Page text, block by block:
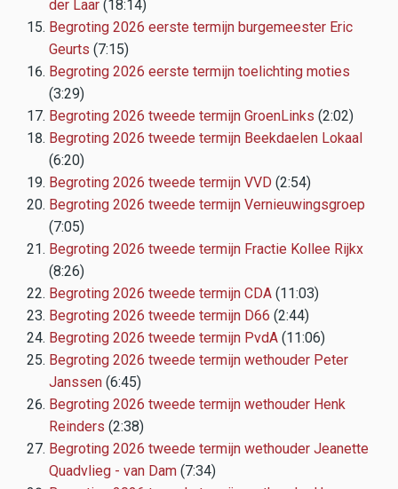
der Laar (18:14)
Begroting 2026 eerste termijn burgemeester Eric
Geurts (7:15)
Begroting 2026 eerste termijn toelichting moties
(3:29)
Begroting 2026 tweede termijn GroenLinks (2:02)
Begroting 2026 tweede termijn Beekdaelen Lokaal
(6:20)
Begroting 2026 tweede termijn VVD (2:54)
Begroting 2026 tweede termijn Vernieuwingsgroep
(7:05)
Begroting 2026 tweede termijn Fractie Kollee Rijkx
(8:26)
Begroting 2026 tweede termijn CDA (11:03)
Begroting 2026 tweede termijn D66 (2:44)
Begroting 2026 tweede termijn PvdA (11:06)
Begroting 2026 tweede termijn wethouder Peter
Janssen (6:45)
Begroting 2026 tweede termijn wethouder Henk
Reinders (2:38)
Begroting 2026 tweede termijn wethouder Jeanette
Quadvlieg - van Dam (7:34)